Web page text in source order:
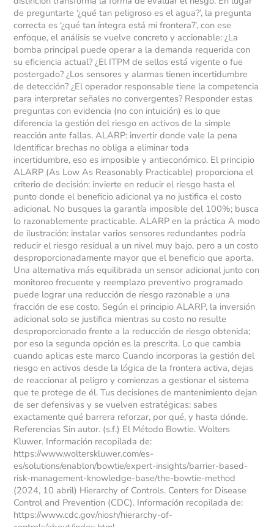
de preguntarte ‘¿qué tan peligroso es el agua?’, la pregunta
correcta es ‘¿qué tan íntegra está mi frontera?’, con ese
enfoque, el análisis se vuelve concreto y accionable: ¿La
bomba principal puede operar a la demanda requerida con
su eficiencia actual? ¿El ITPM de sellos está vigente o fue
postergado? ¿Los sensores y alarmas tienen incertidumbre
de detección? ¿El operador responsable tiene la competencia
para interpretar señales no convergentes? Responder estas
preguntas con evidencia (no con intuición) es lo que
diferencia la gestión del riesgo en activos de la simple
reacción ante fallas. ALARP: invertir donde vale la pena
Identificar brechas no obliga a eliminar toda
incertidumbre, eso es imposible y antieconómico. El principio
ALARP (As Low As Reasonably Practicable) proporciona el
criterio de decisión: invierte en reducir el riesgo hasta el
punto donde el beneficio adicional ya no justifica el costo
adicional. No busques la garantía imposible del 100%; busca
lo razonablemente practicable. ALARP en la práctica A modo
de ilustración: instalar varios sensores redundantes podría
reducir el riesgo residual a un nivel muy bajo, pero a un costo
desproporcionadamente mayor que el beneficio que aporta.
Una alternativa más equilibrada un sensor adicional junto con
monitoreo frecuente y reemplazo preventivo programado
puede lograr una reducción de riesgo razonable a una
fracción de ese costo. Según el principio ALARP, la inversión
adicional solo se justifica mientras su costo no resulte
desproporcionado frente a la reducción de riesgo obtenida;
por eso la segunda opción es la prescrita. Lo que cambia
cuando aplicas este marco Cuando incorporas la gestión del
riesgo en activos desde la lógica de la frontera activa, dejas
de reaccionar al peligro y comienzas a gestionar el sistema
que te protege de él. Tus decisiones de mantenimiento dejan
de ser defensivas y se vuelven estratégicas: sabes
exactamente qué barrera reforzar, por qué, y hasta dónde.
Referencias Sin autor. (s.f.) El Método Bowtie. Wolters
Kluwer. Información recopilada de:
https://www.wolterskluwer.com/es-
es/solutions/enablon/bowtie/expert-insights/barrier-based-
risk-management-knowledge-base/the-bowtie-method
(2024, 10 abril) Hierarchy of Controls. Centers for Disease
Control and Prevention (CDC). Información recopilada de:
https://www.cdc.gov/niosh/hierarchy-of-